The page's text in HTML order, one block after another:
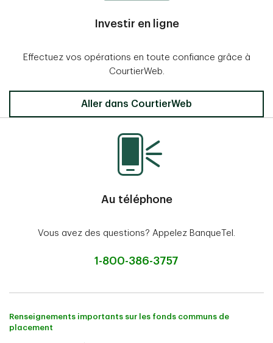
Investir en ligne
Effectuez vos opérations en toute confiance grâce à
CourtierWeb.
Aller dans CourtierWeb
Au téléphone
Vous avez des questions? Appelez BanqueTel.
1-800-386-3757
Renseignements importants sur les fonds communs de
placement